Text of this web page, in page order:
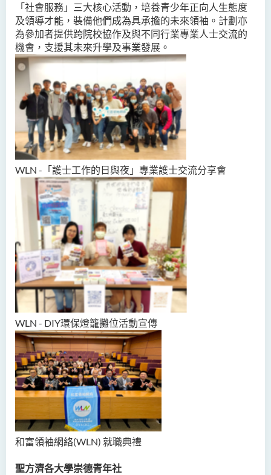
「社會服務」三大核心活動，培養青少年正向人生態度
及領導才能，裝備他們成為具承擔的未來領袖。計劃亦
為參加者提供跨院校協作及與不同行業專業人士交流的
機會，支援其未來升學及事業發展。
WLN -「護士工作的日與夜」專業護士交流分享會
WLN - DIY環保燈籠攤位活動宣傳
和富領袖網絡(WLN) 就職典禮
聖方濟各大學崇德青年社